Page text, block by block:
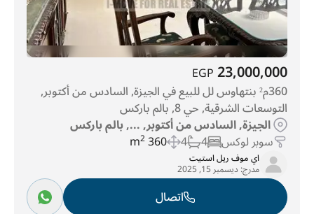
23,000,000
EGP
360م² بنتهاوس لل للبيع في الجيزة, السادس من أكتوبر,
التوسعات الشرقية, حي 8, بالم باركس
الجيزة, السادس من أكتوبر, ..., بالم باركس
سوبر لوكس 4
4
360 m
2
اي موف ريل استيت
مدرج: ديسمبر 15, 2025
اتصال